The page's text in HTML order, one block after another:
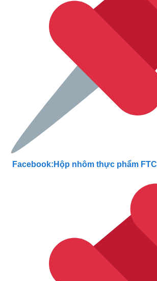
Facebook:Hộp nhôm thực phẩm FTC